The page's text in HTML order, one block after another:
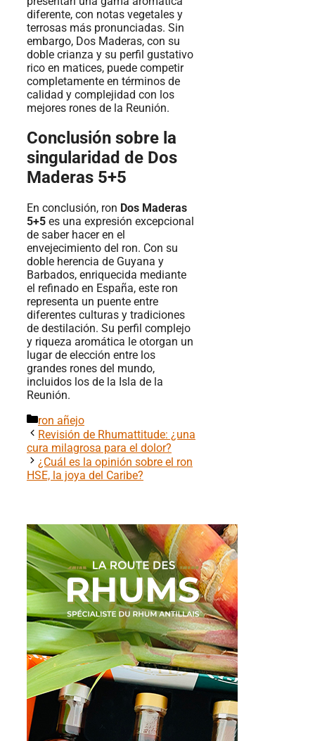
diferente, con notas vegetales y
terrosas más pronunciadas. Sin
embargo, Dos Maderas, con su
doble crianza y su perfil gustativo
rico en matices, puede competir
completamente en términos de
calidad y complejidad con los
mejores rones de la Reunión.
Conclusión sobre la
singularidad de Dos
Maderas 5+5
En conclusión, ron Dos Maderas
5+5 es una expresión excepcional
de saber hacer en el
envejecimiento del ron. Con su
doble herencia de Guyana y
Barbados, enriquecida mediante
el refinado en España, este ron
representa un puente entre
diferentes culturas y tradiciones
de destilación. Su perfil complejo
y riqueza aromática le otorgan un
lugar de elección entre los
grandes rones del mundo,
incluidos los de la Isla de la
Reunión.
Categorías
ron añejo
Revisión de Rhumattitude: ¿una
cura milagrosa para el dolor?
¿Cuál es la opinión sobre el ron
HSE, la joya del Caribe?